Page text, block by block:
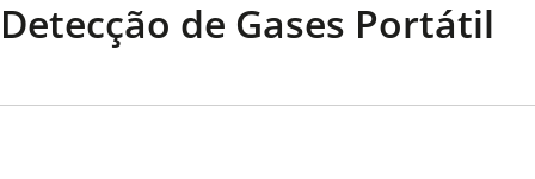
Detecção de Gases Portátil